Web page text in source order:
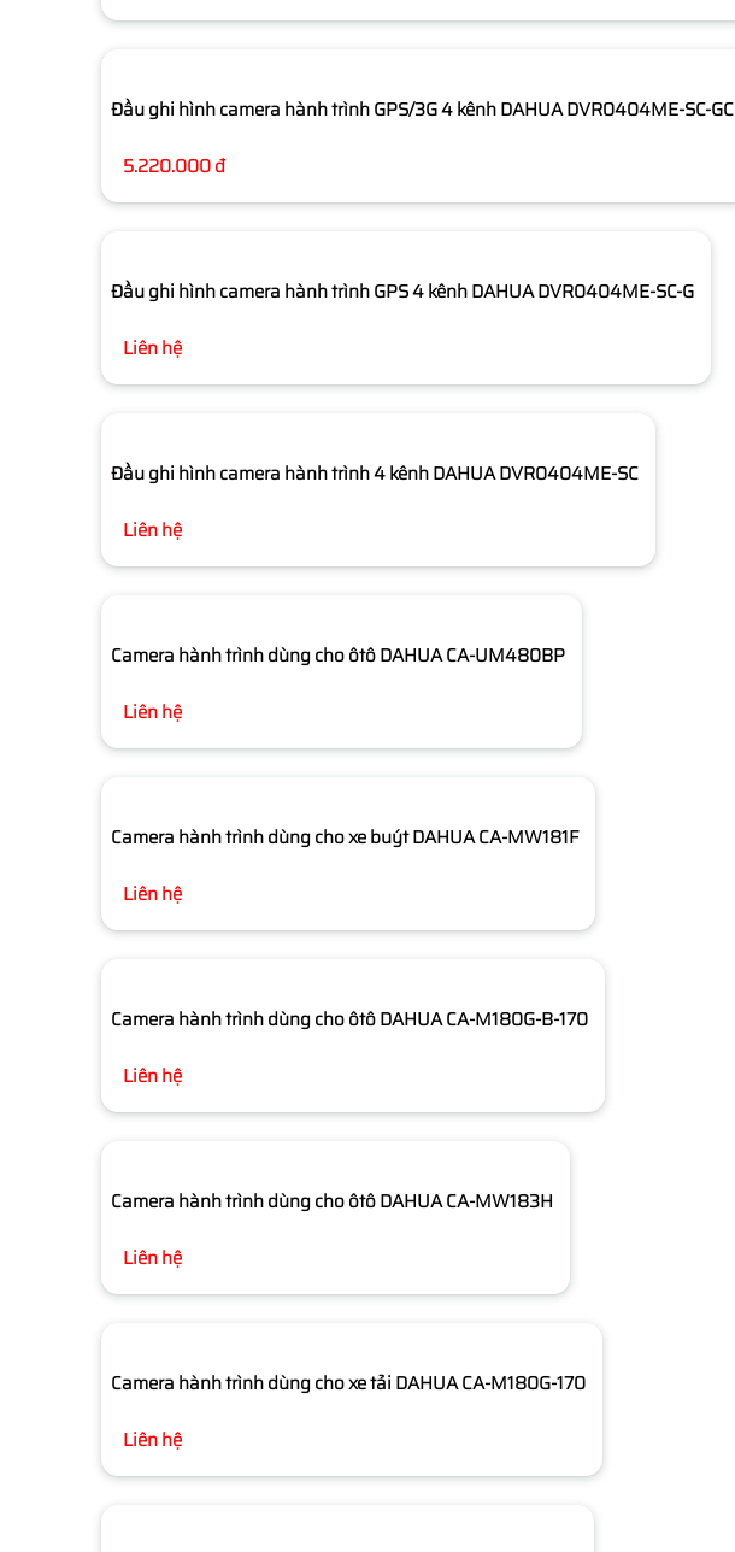
Đầu ghi hình camera hành trình GPS/3G 4 kênh DAHUA DVR0404ME-SC-GC
5.220.000 đ
Đầu ghi hình camera hành trình GPS 4 kênh DAHUA DVR0404ME-SC-G
Liên hệ
Đầu ghi hình camera hành trình 4 kênh DAHUA DVR0404ME-SC
Liên hệ
Camera hành trình dùng cho ôtô DAHUA CA-UM480BP
Liên hệ
Camera hành trình dùng cho xe buýt DAHUA CA-MW181F
Liên hệ
Camera hành trình dùng cho ôtô DAHUA CA-M180G-B-170
Liên hệ
Camera hành trình dùng cho ôtô DAHUA CA-MW183H
Liên hệ
Camera hành trình dùng cho xe tải DAHUA CA-M180G-170
Liên hệ